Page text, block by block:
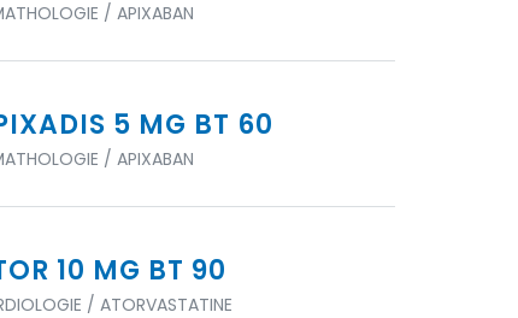
/ APIXABAN
5 MG BT 60
/ APIXABAN
10 MG BT 90
/ ATORVASTATINE